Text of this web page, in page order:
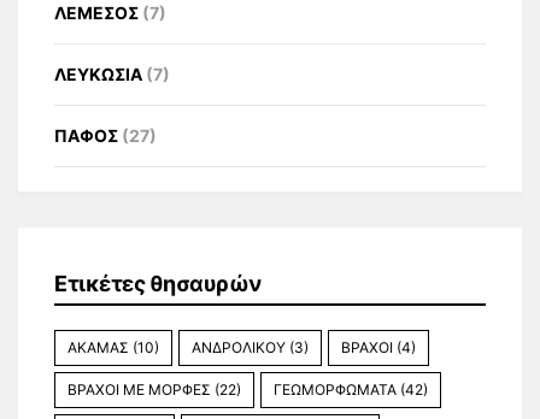
ΛΕΜΕΣΟΣ (7)
ΛΕΥΚΩΣΙΑ (7)
ΠΑΦΟΣ (27)
Ετικέτες θησαυρών
ΑΚΑΜΑΣ (10) ΑΝΔΡΟΛΙΚΟΥ (3) ΒΡΑΧΟΙ (4)
ΒΡΑΧΟΙ ΜΕ ΜΟΡΦΕΣ (22) ΓΕΩΜΟΡΦΩΜΑΤΑ (42)